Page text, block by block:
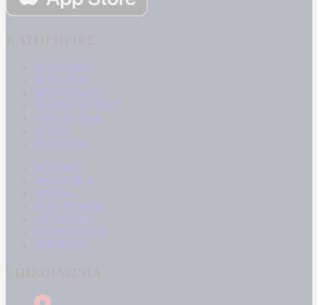
ΠΟΛΙΤΙΚΗ
ΚΟΙΝΩΝΙΑ
ΜΠΟΥΡΛΟΤΟ
ΠΑΡΑΠΟΛΙΤΙΚΑ
ΟΙΚΟΝΟΜΙΑ
ΥΓΕΙΑ
ΕΝΕΡΓΕΙΑ
ΚΟΣΜΟΣ
ΑΘΛΗΤΙΚΑ
MEDIA
ΠΟΛΙΤΙΣΜΟΣ
LIFESTYLE
ΤΕΧΝΟΛΟΓΙΑ
ΑΠΟΨΕΙΣ